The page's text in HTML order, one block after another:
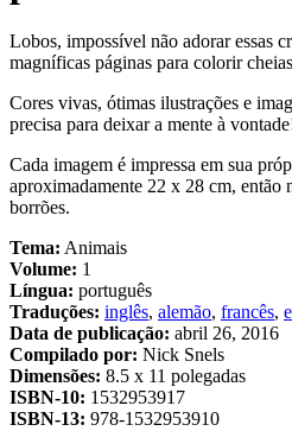
Lobos, impossível não adorar essas
magníficas páginas para colorir
Cores vivas, ótimas ilustrações e
precisa para deixar a mente à
Cada imagem é impressa em sua
aproximadamente 22 x 28 cm, então
borrões.
Tema: Animais
Volume: 1
Língua: português
Traduções: inglês, alemão, francês,
Data de publicação: abril 26, 2016
Compilado por: Nick Snels
Dimensões: 8.5 x 11 polegadas
ISBN-10: 1532953917
ISBN-13: 978-1532953910